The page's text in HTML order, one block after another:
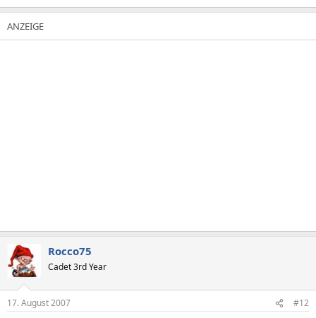
Rocco75
Cadet 3rd Year
17. August 2007 #12